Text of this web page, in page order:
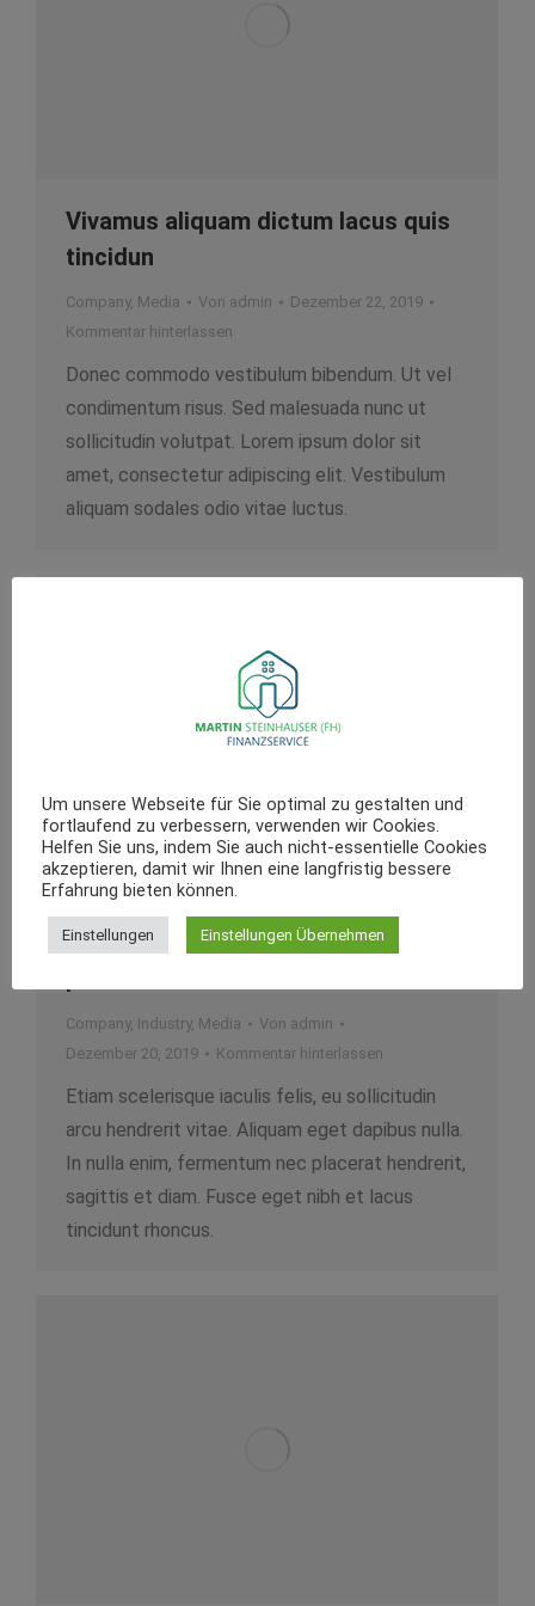
Vivamus aliquam dictum lacus quis
tincidun
Company, Media Von admin
Dezember 22, 2019
Kommentar hinterlassen
Donec commodo vestibulum bibendum. Ut vel
condimentum risus. Sed malesuada nunc ut
sollicitudin volutpat. Lorem ipsum dolor sit
amet, consectetur adipiscing elit. Vestibulum
aliquam sodales odio vitae luctus.
Dezember 22, 2019
Kommentar hinterlassen
consequat egestas. Aliquam purus nisl, aliquet
ut interdum sed, cursus sed mauris.
Aliquam bibendum augue a dictum
Company, Industry, Media Von admin
Dezember 20, 2019
Kommentar hinterlassen
Etiam scelerisque iaculis felis, eu sollicitudin
arcu hendrerit vitae. Aliquam eget dapibus nulla.
In nulla enim, fermentum nec placerat hendrerit,
sagittis et diam. Fusce eget nibh et lacus
tincidunt rhoncus.
Um unsere Webseite für Sie optimal zu gestalten und
fortlaufend zu verbessern, verwenden wir Cookies.
Helfen Sie uns, indem Sie auch nicht-essentielle Cookies
akzeptieren, damit wir Ihnen eine langfristig bessere
Erfahrung bieten können.
Einstellungen Einstellungen Übernehmen